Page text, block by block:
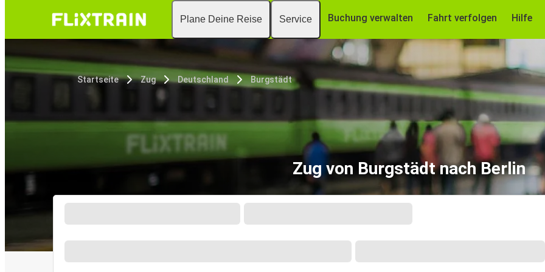
Plane Deine Reise Service Buchung verwalten Fahrt verfolgen Hilfe
Startseite Zug Deutschland Burgstädt
Zug von Burgstädt nach Berlin